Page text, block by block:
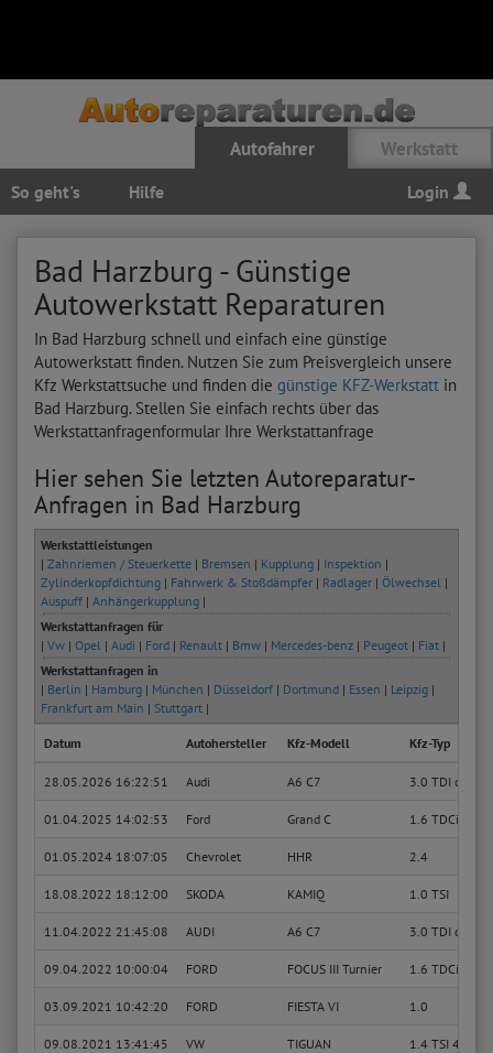
Autofahrer Werkstatt
So geht's Hilfe Login
Bad Harzburg - Günstige
Autowerkstatt Reparaturen
In Bad Harzburg schnell und einfach eine günstige
Autowerkstatt finden. Nutzen Sie zum Preisvergleich unsere
Kfz Werkstattsuche und finden die günstige KFZ-Werkstatt in
Bad Harzburg. Stellen Sie einfach rechts über das
Werkstattanfragenformular Ihre Werkstattanfrage
Hier sehen Sie letzten Autoreparatur-
Anfragen in Bad Harzburg
Werkstattleistungen
| Zahnriemen / Steuerkette | Bremsen | Kupplung | Inspektion |
Zylinderkopfdichtung | Fahrwerk & Stoßdämpfer | Radlager | Ölwechsel |
Auspuff | Anhängerkupplung |
Werkstattanfragen für
| Vw | Opel | Audi | Ford | Renault | Bmw | Mercedes-benz | Peugeot | Fiat |
Werkstattanfragen in
| Berlin | Hamburg | München | Düsseldorf | Dortmund | Essen | Leipzig |
Frankfurt am Main | Stuttgart |
Datum Autohersteller Kfz-Modell Kfz-Typ
28.05.2026 16:22:51 Audi A6 C7 3.0 TDI quattro
01.04.2025 14:02:53 Ford Grand C 1.6 TDCi
01.05.2024 18:07:05 Chevrolet HHR 2.4
18.08.2022 18:12:00 SKODA KAMIQ 1.0 TSI
11.04.2022 21:45:08 AUDI A6 C7 3.0 TDI quattro
09.04.2022 10:00:04 FORD FOCUS III Turnier 1.6 TDCi
03.09.2021 10:42:20 FORD FIESTA VI 1.0
09.08.2021 13:41:45 VW TIGUAN 1.4 TSI